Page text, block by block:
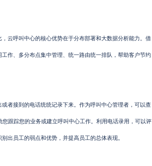
呼叫中心的核心优势在于分布部署和大数据分析能力。借
作、多分布点集中管理、统一路由统一排队，帮助客户节约
接到的电话统统记录下来。作为呼叫中心管理者，可以查
跟踪您的业务或建立呼叫中心工作。利用电话录用，可以评
出员工的弱点和优势，并提高员工的总体表现。